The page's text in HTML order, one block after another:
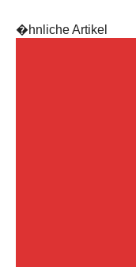
�hnliche Artikel